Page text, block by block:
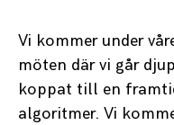
Vi kommer under
möten där vi går
koppat till en
algoritmer. Vi